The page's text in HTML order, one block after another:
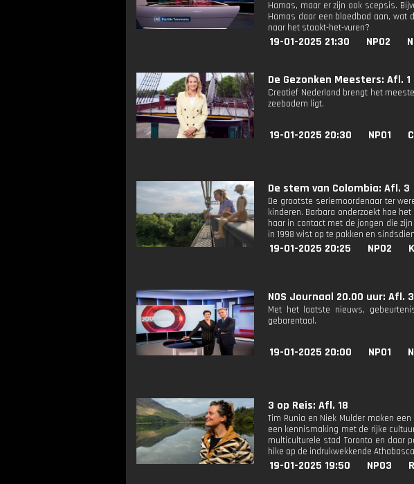
Hamas, maar er zijn ook scepsis.
Hamas daar een bloedbad aan, wat
naar het staakt-het-vuren?
19-01-2025 21:30 NPO2
De Gezonken Meesters: Afl. 1
Creatief Nederland brengt het
zeebodem ligt.
19-01-2025 20:30 NPO1
De stem van Colombia: Afl. 3
De grootste seriemoordenaar ter
kinderen. Barbara onderzoekt hoe
haar in contact met de jongen die
in 1998 wist op te pakken en
19-01-2025 20:25 NPO2
NOS Journaal 20.00 uur: Afl. 3
Met het laatste nieuws,
gebarentaal.
19-01-2025 20:00 NPO1
3 op Reis: Afl. 18
Tim Runia en Niek Mulder maken
een kennismaking met de rijke
multiculturele stad Toronto en daar
hike op de indrukwekkende
19-01-2025 19:50 NPO3